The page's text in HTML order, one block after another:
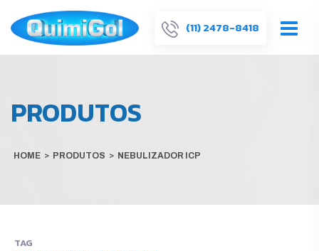
(11) 2478-8418
PRODUTOS
HOME > PRODUTOS > NEBULIZADOR ICP
TAG